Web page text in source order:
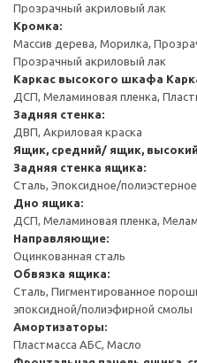
Прозрачный акриловый лак
Кромка:
Массив дерева, Морилка,
Прозрачный акриловый лак
Каркас высокого шкафа
ДСП, Меламиновая пленка,
Задняя стенка:
ДВП, Акриловая краска
Ящик, средний/ ящик, высокий
Задняя стенка ящика:
Сталь, Эпоксидное/
Дно ящика:
ДСП, Меламиновая пленка,
Направляющие:
Оцинкованная сталь
Обвязка ящика:
Сталь, Пигментированное
эпоксидной/полиэфирной смолы
Амортизаторы:
Пластмасса АБС, Масло